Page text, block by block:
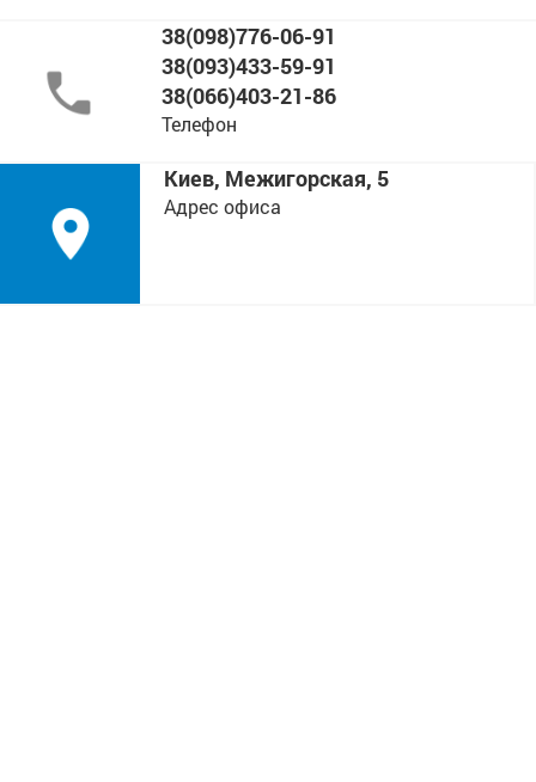
38(098)776-06-91
38(093)433-59-91
38(066)403-21-86
Телефон
Киев, Межигорская, 5
Адрес офиса